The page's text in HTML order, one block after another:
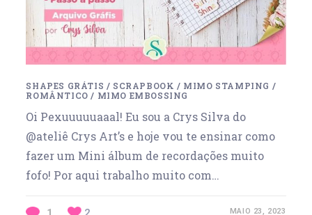
SHAPES GRÁTIS / SCRAPBOOK / MIMO STAMPING /
ROMÂNTICO / MIMO EMBOSSING
Oi Pexuuuuuaaal! Eu sou a Crys Silva do
@ateliê Crys Art’s e hoje vou te ensinar como
fazer um Mini álbum de recordações muito
fofo! Por aqui trabalho muito com…
MAIO 23, 2023